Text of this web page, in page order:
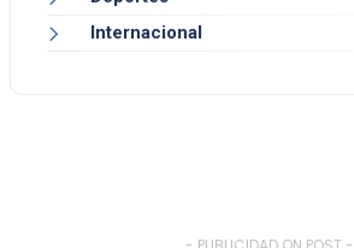
Internacional